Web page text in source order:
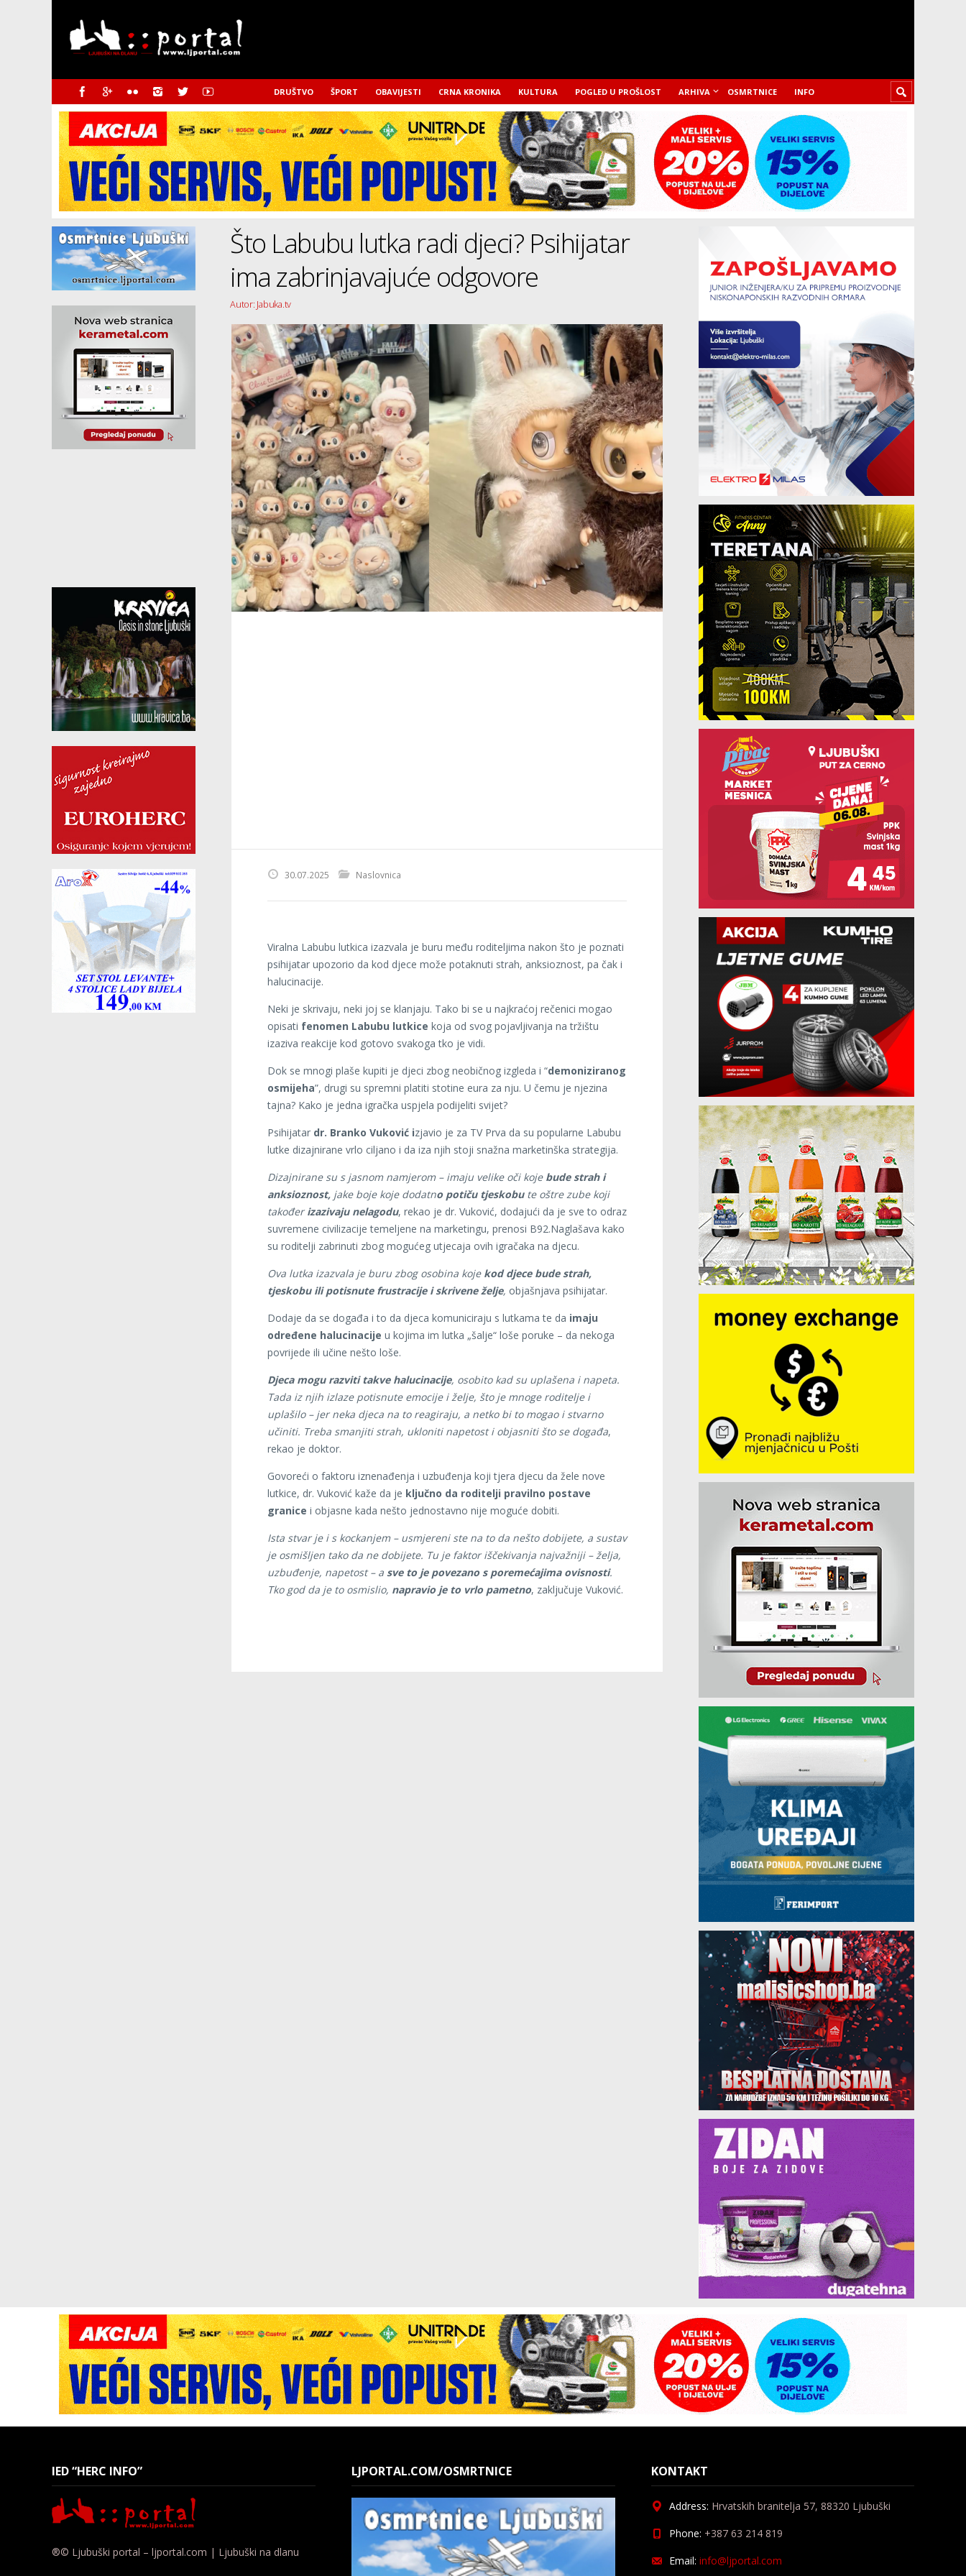
DRUŠTVO ŠPORT OBAVIJESTI CRNA KRONIKA KULTURA POGLED U PROŠLOST ARHIVA OSMRTNICE INFO
Što Labubu lutka radi djeci? Psihijatar
ima zabrinjavajuće odgovore
Autor: Jabuka.tv
30.07.2025 Naslovnica
Viralna Labubu lutkica izazvala je buru među roditeljima nakon što je poznati
psihijatar upozorio da kod djece može potaknuti strah, anksioznost, pa čak i
halucinacije.
Neki je skrivaju, neki joj se klanjaju. Tako bi se u najkraćoj rečenici mogao
opisati fenomen Labubu lutkice koja od svog pojavljivanja na tržištu
izaziva reakcije kod gotovo svakoga tko je vidi.
Dok se mnogi plaše kupiti je djeci zbog neobičnog izgleda i “demoniziranog
osmijeha”, drugi su spremni platiti stotine eura za nju. U čemu je njezina
tajna? Kako je jedna igračka uspjela podijeliti svijet?
Psihijatar dr. Branko Vuković izjavio je za TV Prva da su popularne Labubu
lutke dizajnirane vrlo ciljano i da iza njih stoji snažna marketinška strategija.
Dizajnirane su s jasnom namjerom – imaju velike oči koje bude strah i
anksioznost, jake boje koje dodatno potiču tjeskobute oštre zube koji
takođerizazivaju nelagodu, rekao je dr. Vuković, dodajući da je sve to odraz
suvremene civilizacije temeljene na marketingu, prenosi B92.Naglašava kako
su roditelji zabrinuti zbog mogućeg utjecaja ovih igračaka na djecu.
Ova lutka izazvala je buru zbog osobina koje kod djece bude strah,
tjeskobu ili potisnute frustracije i skrivene želje, objašnjava psihijatar.
Dodaje da se događa i to da djeca komuniciraju s lutkama te da imaju
određene halucinacije u kojima im lutka „šalje“ loše poruke – da nekoga
povrijede ili učine nešto loše.
Djeca mogu razviti takve halucinacije, osobito kad su uplašena i napeta.
Tada iz njih izlaze potisnute emocije i želje, što je mnoge roditelje i
uplašilo – jer neka djeca na to reagiraju, a netko bi to mogao i stvarno
učiniti. Treba smanjiti strah, ukloniti napetost i objasniti što se događa,
rekao je doktor.
Govoreći o faktoru iznenađenja i uzbuđenja koji tjera djecu da žele nove
lutkice, dr. Vuković kaže da je ključno da roditelji pravilno postave
granice i objasne kada nešto jednostavno nije moguće dobiti.
Ista stvar je i s kockanjem – usmjereni ste na to da nešto dobijete, a sustav
je osmišljen tako da ne dobijete. Tu je faktor iščekivanja najvažniji – želja,
uzbuđenje, napetost – a sve to je povezano s poremećajima ovisnosti.
Tko god da je to osmislio, napravio je to vrlo pametno, zaključuje Vuković.
IED “HERC INFO”
®© Ljubuški portal – ljportal.com | Ljubuški na dlanu
LJPORTAL.COM/OSMRTNICE KONTAKT
Address: Hrvatskih branitelja 57, 88320 Ljubuški
Phone: +387 63 214 819
Email: info@ljportal.com